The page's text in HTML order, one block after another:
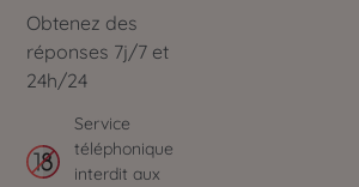
Obtenez des
réponses 7j/7 et
24h/24
Service
téléphonique
interdit aux